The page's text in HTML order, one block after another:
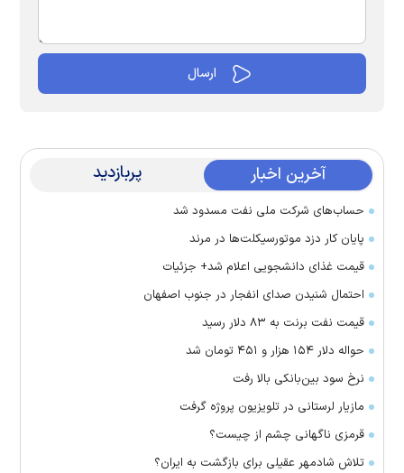
آخرین اخبار پربازدید
حساب‌های شرکت ملی نفت مسدود شد
پایان کار دزد موتورسیکلت‌ها در مرند
قیمت غذای دانشجویی اعلام شد+ جزئیات
احتمال شنیدن صدای انفجار در جنوب اصفهان
قیمت نفت برنت به ۸۳ دلار رسید
حواله دلار ۱۵۴ هزار و ۴۵۱ تومان شد
نرخ سود بین‌بانکی بالا رفت
مازیار لرستانی در تلویزیون پروژه گرفت
قرمزی ناگهانی چشم از چیست؟
تلاش شادمهر عقیلی برای بازگشت به ایران؟